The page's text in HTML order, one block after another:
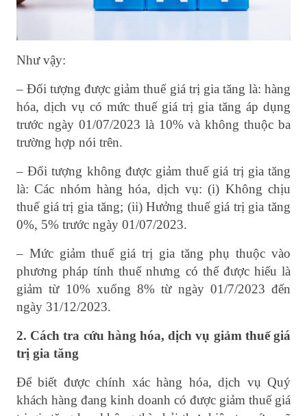
Như vậy:
– Đối tượng được giảm thuế giá trị gia tăng là: hàng
hóa, dịch vụ có mức thuế giá trị gia tăng áp dụng
trước ngày 01/07/2023 là 10% và không thuộc ba
trường hợp nói trên.
– Đối tượng không được giảm thuế giá trị gia tăng
là: Các nhóm hàng hóa, dịch vụ: (i) Không chịu
thuế giá trị gia tăng; (ii) Hưởng thuế giá trị gia tăng
0%, 5% trước ngày 01/07/2023.
– Mức giảm thuế giá trị gia tăng phụ thuộc vào
phương pháp tính thuế nhưng có thể được hiểu là
giảm từ 10% xuống 8% từ ngày 01/7/2023 đến
ngày 31/12/2023.
2. Cách tra cứu hàng hóa, dịch vụ giảm thuế giá
trị gia tăng
Để biết được chính xác hàng hóa, dịch vụ Quý
khách hàng đang kinh doanh có được giảm thuế giá